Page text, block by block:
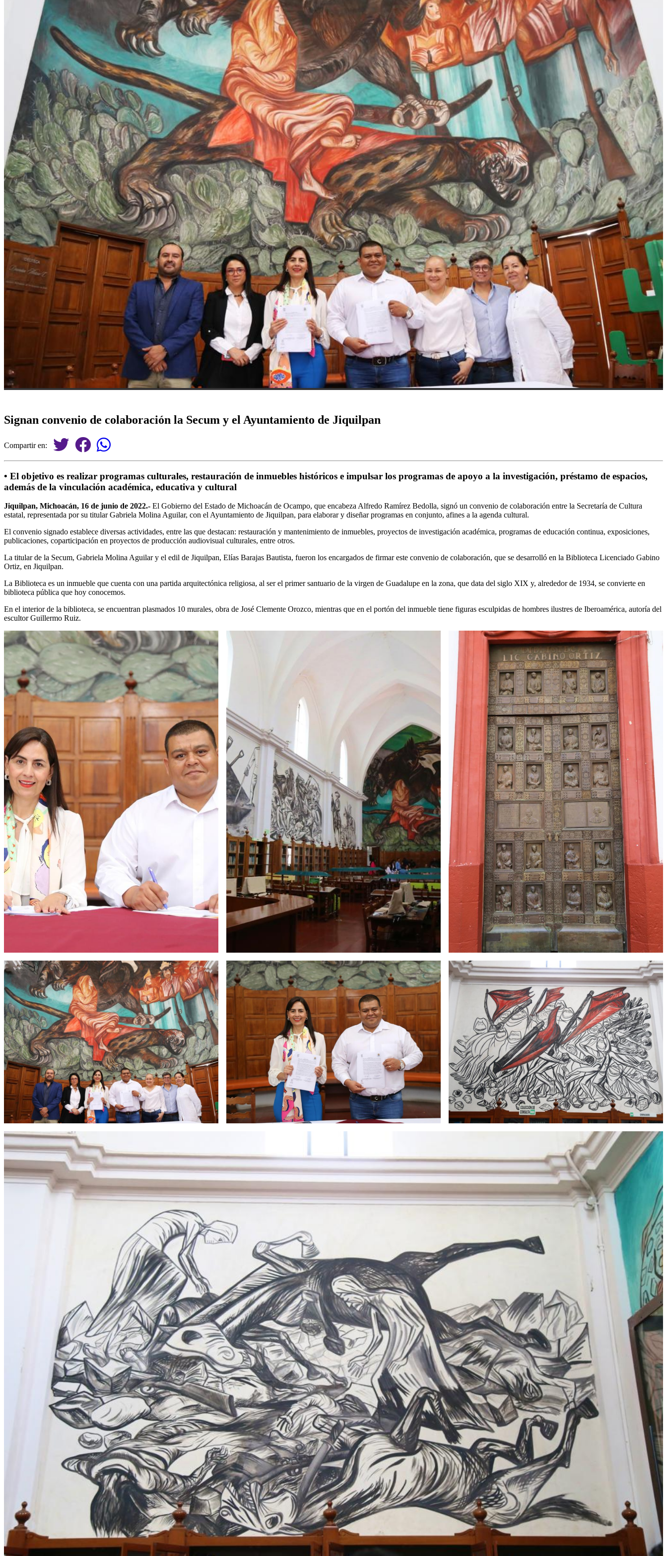
Signan convenio de colaboración la Secum y el Ayuntamiento de Jiquilpan
Compartir en:
• El objetivo es realizar programas culturales, restauración de inmuebles históricos e impulsar los programas de apoyo a la investigación, préstamo de espacios,
además de la vinculación académica, educativa y cultural
Jiquilpan, Michoacán, 16 de junio de 2022.- El Gobierno del Estado de Michoacán de Ocampo, que encabeza Alfredo Ramírez Bedolla, signó un convenio de colaboración entre la Secretaría de Cultura
estatal, representada por su titular Gabriela Molina Aguilar, con el Ayuntamiento de Jiquilpan, para elaborar y diseñar programas en conjunto, afines a la agenda cultural.
El convenio signado establece diversas actividades, entre las que destacan: restauración y mantenimiento de inmuebles, proyectos de investigación académica, programas de educación continua, exposiciones,
publicaciones, coparticipación en proyectos de producción audiovisual culturales, entre otros.
La titular de la Secum, Gabriela Molina Aguilar y el edil de Jiquilpan, Elías Barajas Bautista, fueron los encargados de firmar este convenio de colaboración, que se desarrolló en la Biblioteca Licenciado Gabino
Ortiz, en Jiquilpan.
La Biblioteca es un inmueble que cuenta con una partida arquitectónica religiosa, al ser el primer santuario de la virgen de Guadalupe en la zona, que data del siglo XIX y, alrededor de 1934, se convierte en
biblioteca pública que hoy conocemos.
En el interior de la biblioteca, se encuentran plasmados 10 murales, obra de José Clemente Orozco, mientras que en el portón del inmueble tiene figuras esculpidas de hombres ilustres de Iberoamérica, autoría del
escultor Guillermo Ruiz.